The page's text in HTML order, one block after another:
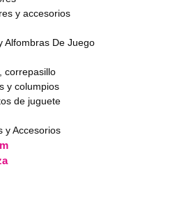
y accesorios
Alfombras De Juego
correpasillo
y columpios
de juguete
y Accesorios